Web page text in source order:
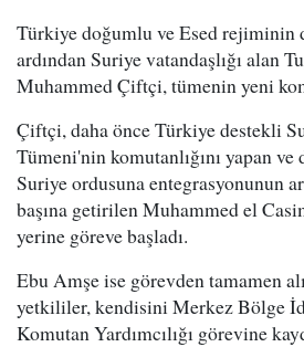
Türkiye doğumlu ve Esed rejiminin
ardından Suriye vatandaşlığı alan
Muhammed Çiftçi, tümenin yeni
Çiftçi, daha önce Türkiye destekli
Tümeni'nin komutanlığını yapan ve
Suriye ordusuna entegrasyonunun
başına getirilen Muhammed el
yerine göreve başladı.
Ebu Amşe ise görevden tamamen
yetkililer, kendisini Merkez Bölge
Komutan Yardımcılığı görevine